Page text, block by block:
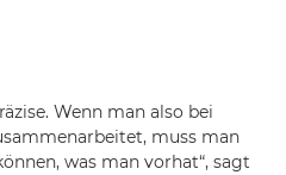
Wenn man also bei
muss man
was man vorhat“, sagt